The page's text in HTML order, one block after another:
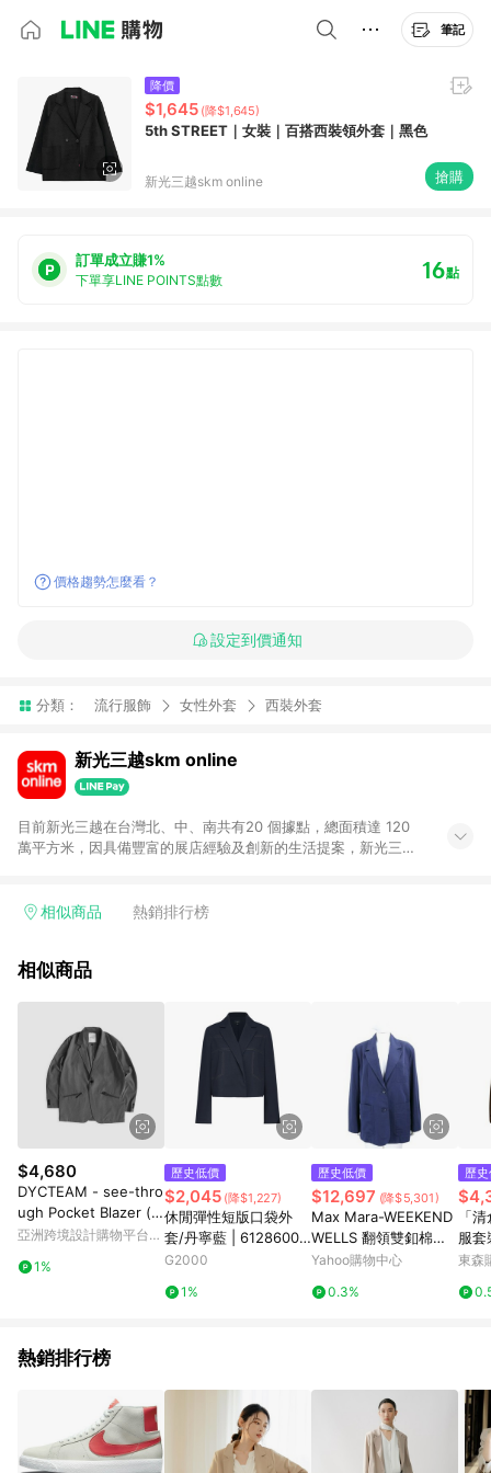
筆記
降價
$1,645 (降$1,645)
5th STREET｜女裝｜百搭西裝領外套｜黑色
新光三越skm online 搶購
訂單成立賺1%
下單享LINE POINTS點數 16點
價格趨勢怎麼看？
設定到價通知
分類： 流行服飾 女性外套 西裝外套
新光三越skm online
目前新光三越在台灣北、中、南共有20 個據點，總面積達 120
萬平方米，因具備豐富的展店經驗及創新的生活提案，新光三越
理念不斷向前邁進，並善盡企業社會責任，為人們帶來更愉悅美
相似商品 熱銷排行榜
相似商品
$4,680
DYCTEAM - see-thro
ugh Pocket Blazer (g
ray)
亞洲跨境設計購物平台
1%
歷史低價
$2,045 (降$1,227)
休閒彈性短版口袋外
套/丹寧藍 | 61286000
78
G2000
1%
歷史低價
$12,697 (降$5,301)
Max Mara-WEEKEND
WELLS 翻領雙釦棉麻
混紡海軍藍西裝外套
Yahoo購物中心
0.3%
歷
「
服套
休閑
東森
熱銷排行榜